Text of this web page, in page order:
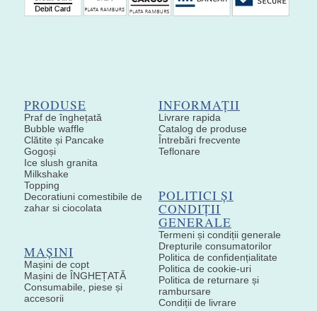
PRODUSE
Praf de înghețată
Bubble waffle
Clătite și Pancake
Gogoși
Ice slush granita
Milkshake
Topping
Decoratiuni comestibile de
zahar si ciocolata
MAȘINI
Mașini de copt
Mașini de ÎNGHEȚATĂ
Consumabile, piese și
accesorii
INFORMAȚII
Livrare rapida
Catalog de produse
Întrebări frecvente
Teflonare
POLITICI ȘI
CONDIȚII
GENERALE
Termeni și condiții generale
Drepturile consumatorilor
Politica de confidențialitate
Politica de cookie-uri
Politica de returnare și
rambursare
Condiții de livrare